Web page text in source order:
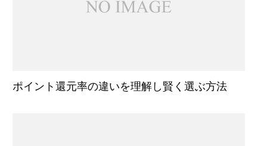
ポイント還元率の違いを理解し賢く選ぶ方法